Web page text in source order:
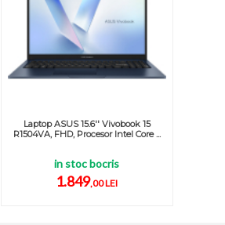
Laptop ASUS 15.6'' Vivobook 15
R1504VA, FHD, Procesor Intel Core ...
in stoc bocris
1.849,00 LEI